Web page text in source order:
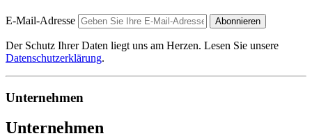
E-Mail-Adresse Abonnieren
Der Schutz Ihrer Daten liegt uns am Herzen. Lesen Sie unsere
Datenschutzerklärung.
Unternehmen
Unternehmen